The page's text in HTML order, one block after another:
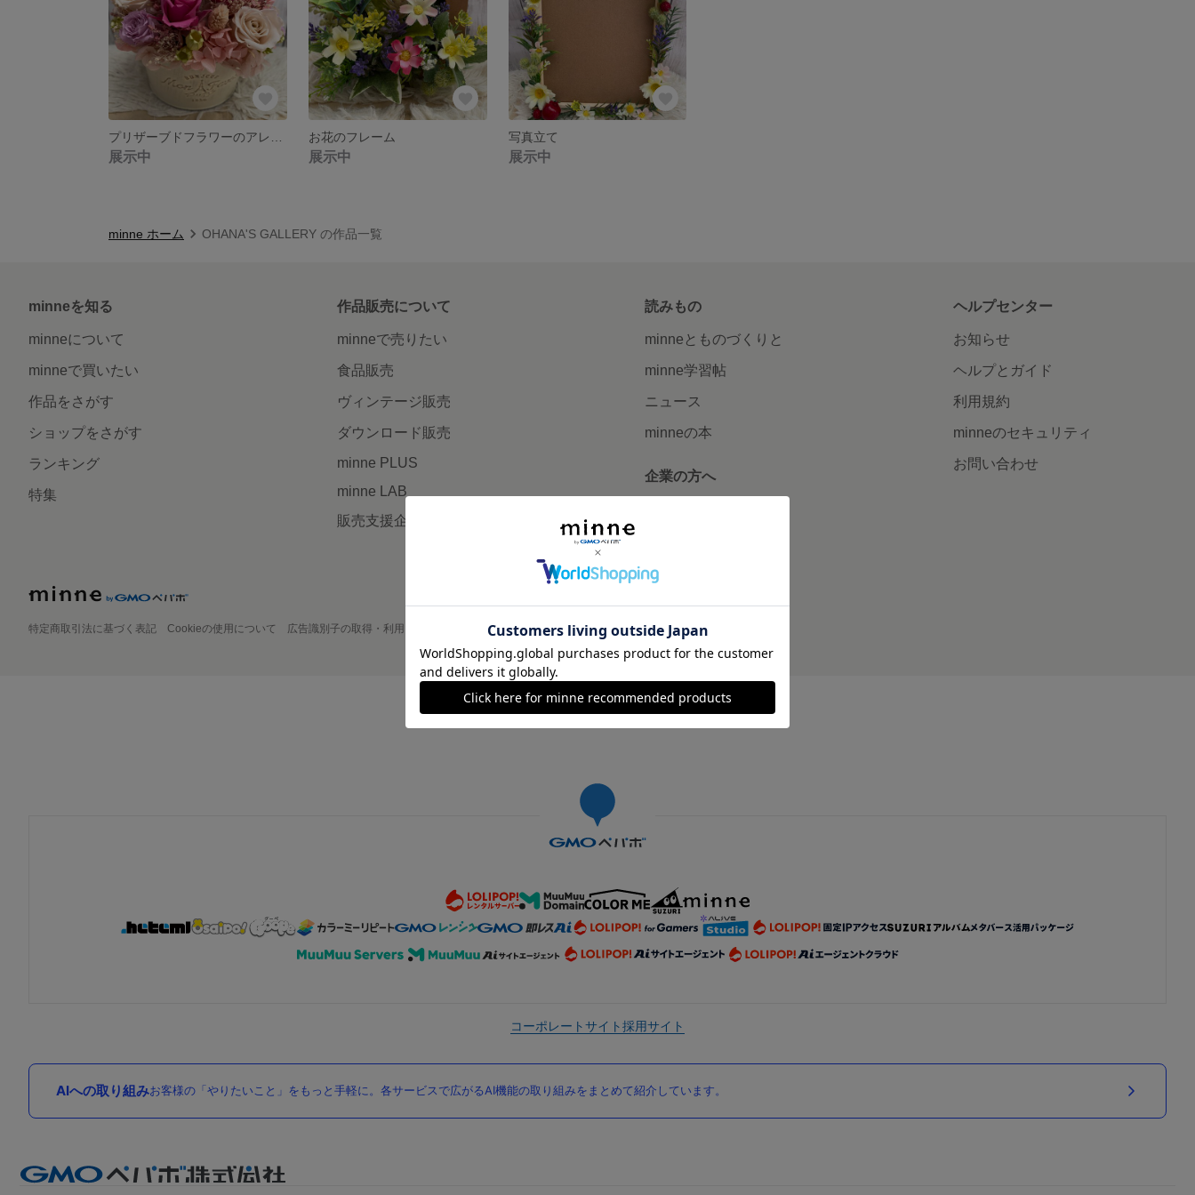
展示中
お花のフレーム
展示中
写真立て
展示中
minne ホーム OHANA'S GALLERY の作品一覧
minneを知る
minneについて
minneで買いたい
作品をさがす
ショップをさがす
ランキング
特集
作品販売について
minneで売りたい
食品販売
ヴィンテージ販売
ダウンロード販売
minne PLUS
minne LAB
販売支援企画・イベント
読みもの
minneとものづくりと
minne学習帖
ニュース
minneの本
企業の方へ
ヘルプセンター
お知らせ
ヘルプとガイド
利用規約
minneのセキュリティ
お問い合わせ
特定商取引法に基づく表記 Cookieの使用について 広告識別子の取得・利用 プライバシーポリシー 会社概要 採用情報 メディアキット
©GMO Pepabo, Inc. All rights reserved.
コーポレートサイト採用サイト
AIへの取り組みお客様の「やりたいこと」をもっと手軽に。各サービスで広がるAI機能の取り組みをまとめて紹介しています。